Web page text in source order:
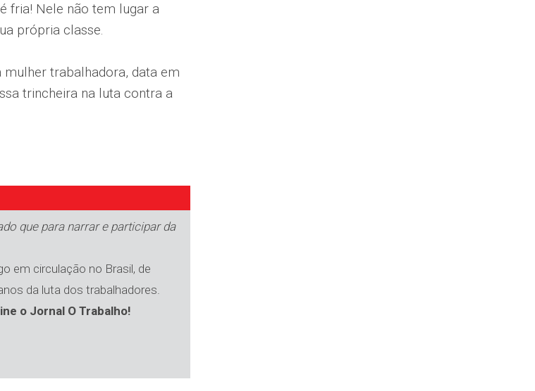
fria! Nele não tem lugar a
própria classe.
trabalhadora, data em
trincheira na luta contra a
que para narrar e participar da
em circulação no Brasil, de
da luta dos trabalhadores.
o Jornal O Trabalho!